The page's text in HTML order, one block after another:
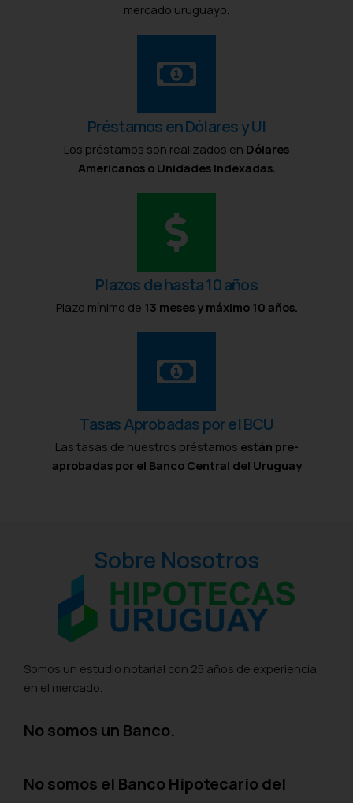
mercado uruguayo.
Préstamos en Dólares y UI
Los préstamos son realizados en Dólares
Americanos o Unidades Indexadas.
Plazos de hasta 10 años
Plazo mínimo de 13 meses y máximo 10 años.
Tasas Aprobadas por el BCU
Las tasas de nuestros préstamos están pre-
aprobadas por el Banco Central del Uruguay
Sobre Nosotros
Somos un estudio notarial con 25 años de experiencia
en el mercado.
No somos un Banco.
No somos el Banco Hipotecario del